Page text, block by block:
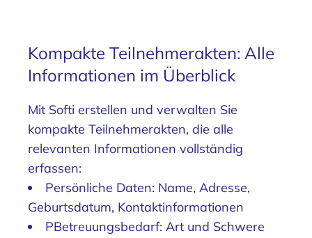
Kompakte Teilnehmerakten: Alle
Informationen im Überblick
Mit Softi erstellen und verwalten Sie
kompakte Teilnehmerakten, die alle
relevanten Informationen vollständig
erfassen:
Persönliche Daten: Name, Adresse,
Geburtsdatum, Kontaktinformationen
PBetreuungsbedarf: Art und Schwere